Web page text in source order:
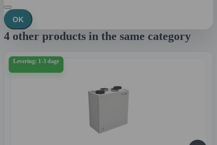
OK
4 other products in the same category
Levering: 1-3 dage